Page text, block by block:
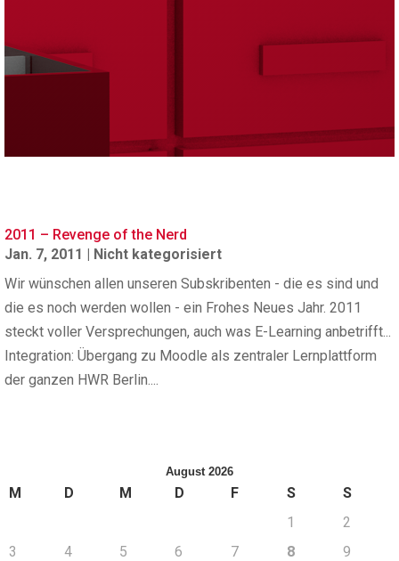
2011 – Revenge of the Nerd
Jan. 7, 2011 | Nicht kategorisiert
Wir wünschen allen unseren Subskribenten - die es sind und
die es noch werden wollen - ein Frohes Neues Jahr. 2011
steckt voller Versprechungen, auch was E-Learning anbetrifft...
Integration: Übergang zu Moodle als zentraler Lernplattform
der ganzen HWR Berlin....
August 2026
M D M D F S
S
1
2
3
4 5 6 7 8
9